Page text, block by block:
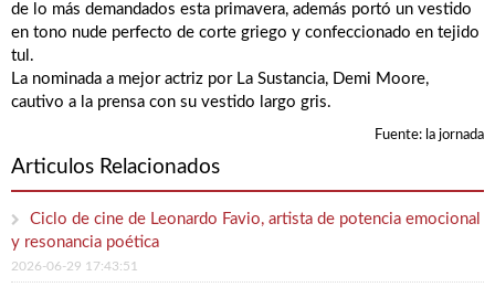
de lo más demandados esta primavera, además portó un vestido
en tono nude perfecto de corte griego y confeccionado en tejido
tul.
La nominada a mejor actriz por La Sustancia, Demi Moore,
cautivo a la prensa con su vestido largo gris.
Fuente: la jornada
Articulos Relacionados
Ciclo de cine de Leonardo Favio, artista de potencia emocional
y resonancia poética
2026-06-29 17:43:51